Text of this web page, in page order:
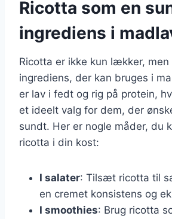
Ricotta som en
ingrediens i
Ricotta er ikke kun lækker, men
ingrediens, der kan bruges i
er lav i fedt og rig på protein,
et ideelt valg for dem, der
sundt. Her er nogle måder, du
ricotta i din kost:
I salater: Tilsæt ricotta til
en cremet konsistens og
I smoothies: Brug ricotta